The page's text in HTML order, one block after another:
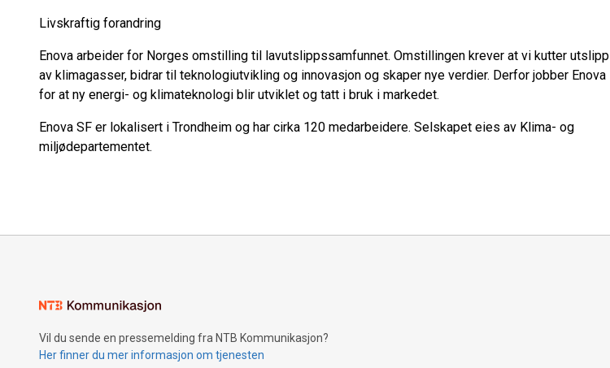
Livskraftig forandring
Enova arbeider for Norges omstilling til lavutslippssamfunnet. Omstillingen krever at vi kutter utslipp
av klimagasser, bidrar til teknologiutvikling og innovasjon og skaper nye verdier. Derfor jobber Enova
for at ny energi- og klimateknologi blir utviklet og tatt i bruk i markedet.
Enova SF er lokalisert i Trondheim og har cirka 120 medarbeidere. Selskapet eies av Klima- og
miljødepartementet.
Vil du sende en pressemelding fra NTB Kommunikasjon?
Her finner du mer informasjon om tjenesten